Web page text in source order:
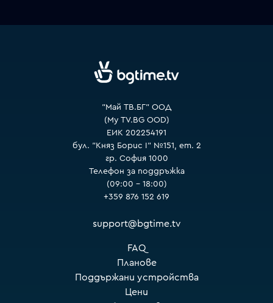
"Май ТВ.БГ" ООД
(My TV.BG OOD)
ЕИК 202254191
бул. "Княз Борис I" №151, ет. 2
гр. София 1000
Телефон за поддръжка
(09:00 – 18:00)
+359 876 152 619
support@bgtime.tv
FAQ
Планове
Поддържани устройства
Цени